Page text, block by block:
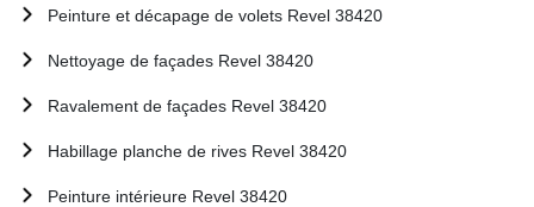
Peinture et décapage de volets Revel 38420
Nettoyage de façades Revel 38420
Ravalement de façades Revel 38420
Habillage planche de rives Revel 38420
Peinture intérieure Revel 38420